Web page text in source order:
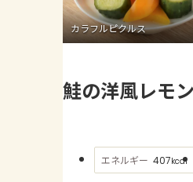
カラフルピクルス
鮭の洋風レモ
エネルギー 407kcal